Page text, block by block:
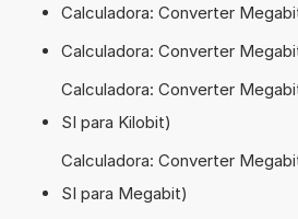
Calculadora: Converter
Calculadora: Converter
Calculadora: Converter
SI para Kilobit)
Calculadora: Converter
SI para Megabit)